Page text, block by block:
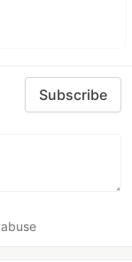
Subscribe